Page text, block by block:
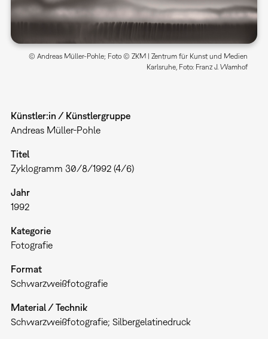
© Andreas Müller-Pohle; Foto © ZKM | Zentrum für Kunst und Medien
Karlsruhe, Foto: Franz J. Wamhof
Künstler:in / Künstlergruppe
Andreas Müller-Pohle
Titel
Zyklogramm 30/8/1992 (4/6)
Jahr
1992
Kategorie
Fotografie
Format
Schwarzweißfotografie
Material / Technik
Schwarzweißfotografie; Silbergelatinedruck